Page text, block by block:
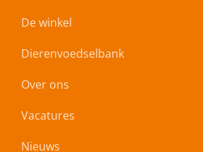
De winkel
Dierenvoedselbank
Over ons
Vacatures
Nieuws